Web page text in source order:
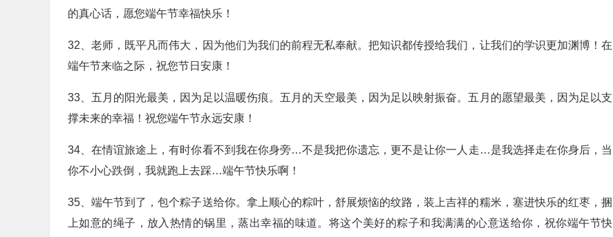
的真心话，愿您端午节幸福快乐！
32、老师，既平凡而伟大，因为他们为我们的前程无私奉献。把知识都传授给我们，让我们的学识更加渊博！在
端午节来临之际，祝您节日安康！
33、五月的阳光最美，因为足以温暖伤痕。五月的天空最美，因为足以映射振奋。五月的愿望最美，因为足以支
撑未来的幸福！祝您端午节永远安康！
34、在情谊旅途上，有时你看不到我在你身旁…不是我把你遗忘，更不是让你一人走…是我选择走在你身后，当
你不小心跌倒，我就跑上去踩…端午节快乐啊！
35、端午节到了，包个粽子送给你。拿上顺心的粽叶，舒展烦恼的纹路，装上吉祥的糯米，塞进快乐的红枣，捆
上如意的绳子，放入热情的锅里，蒸出幸福的味道。将这个美好的粽子和我满满的心意送给你，祝你端午节快